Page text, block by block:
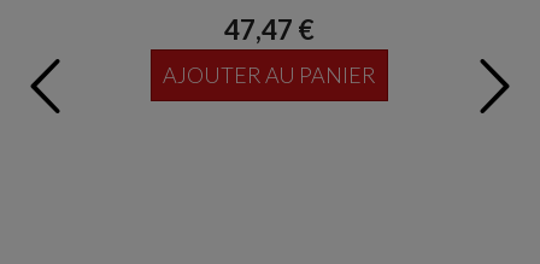
47,47 €
AJOUTER AU PANIER